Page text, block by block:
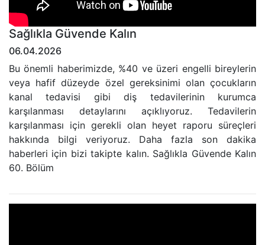
Sağlıkla Güvende Kalın
06.04.2026
Bu önemli haberimizde, %40 ve üzeri engelli bireylerin
veya hafif düzeyde özel gereksinimi olan çocukların
kanal tedavisi gibi diş tedavilerinin kurumca
karşılanması detaylarını açıklıyoruz. Tedavilerin
karşılanması için gerekli olan heyet raporu süreçleri
hakkında bilgi veriyoruz. Daha fazla son dakika
haberleri için bizi takipte kalın. Sağlıkla Güvende Kalın
60. Bölüm